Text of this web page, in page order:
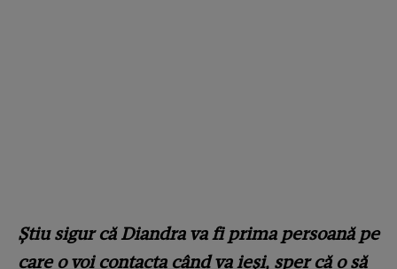
Știu sigur că Diandra va fi prima persoană pe
care o voi contacta când va ieși, sper că o să